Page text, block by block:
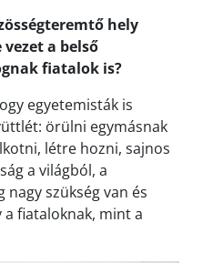
hely
a belső
fiatalok is?
egyetemisták is
örülni egymásnak
létre hozni, sajnos
a világból, a
szükség van és
a fiataloknak, mint a